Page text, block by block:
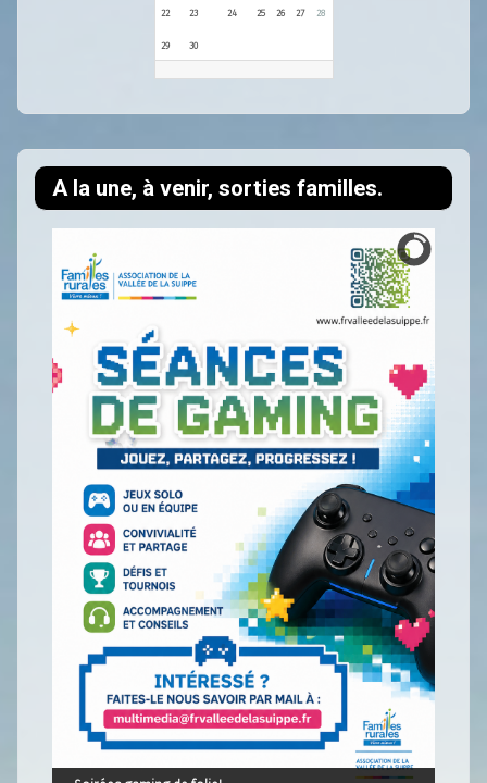
A la une, à venir, sorties familles.
22 23 24 25 26 27 28
29 30